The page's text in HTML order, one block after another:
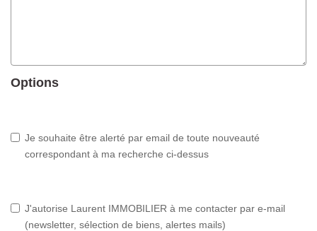
Options
Je souhaite être alerté par email de toute nouveauté
correspondant à ma recherche ci-dessus
J'autorise Laurent IMMOBILIER à me contacter par e-mail
(newsletter, sélection de biens, alertes mails)